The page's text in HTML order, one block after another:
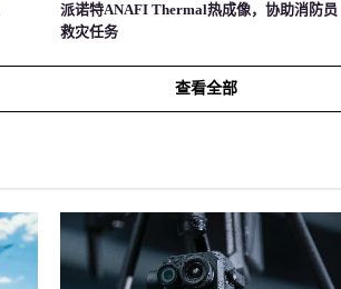
派诺特ANAFI Thermal热成像，协助消防员
救灾任务
查看全部